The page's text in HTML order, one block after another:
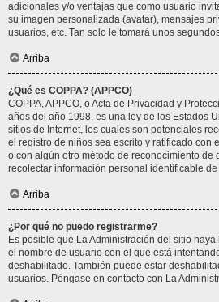
adicionales y/o ventajas que como usuario
su imagen personalizada (avatar), mensajes
usuarios, etc. Tan solo le tomará unos
Arriba
¿Qué es COPPA? (APPCO)
COPPA, APPCO, o Acta de Privacidad y
años del año 1998, es una ley de los Estados
sitios de Internet, los cuales son potenciales
el registro de niños sea escrito y ratificado con
o con algún otro método de reconocimiento de
recolectar información personal identificable
Arriba
¿Por qué no puedo registrarme?
Es posible que La Administración del sitio
el nombre de usuario con el que está
deshabilitado. También puede estar
usuarios. Póngase en contacto con La